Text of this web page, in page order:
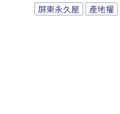
屏東永久屋
產地權